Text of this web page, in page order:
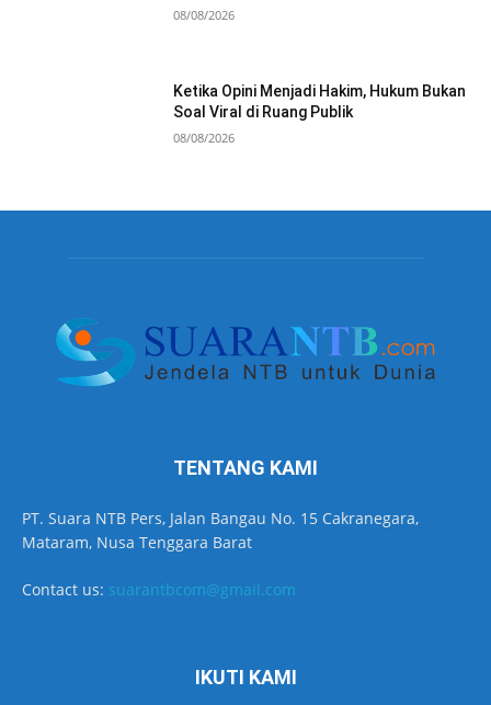
08/08/2026
Ketika Opini Menjadi Hakim, Hukum Bukan
Soal Viral di Ruang Publik
08/08/2026
TENTANG KAMI
PT. Suara NTB Pers, Jalan Bangau No. 15 Cakranegara,
Mataram, Nusa Tenggara Barat
Contact us: suarantbcom@gmail.com
IKUTI KAMI